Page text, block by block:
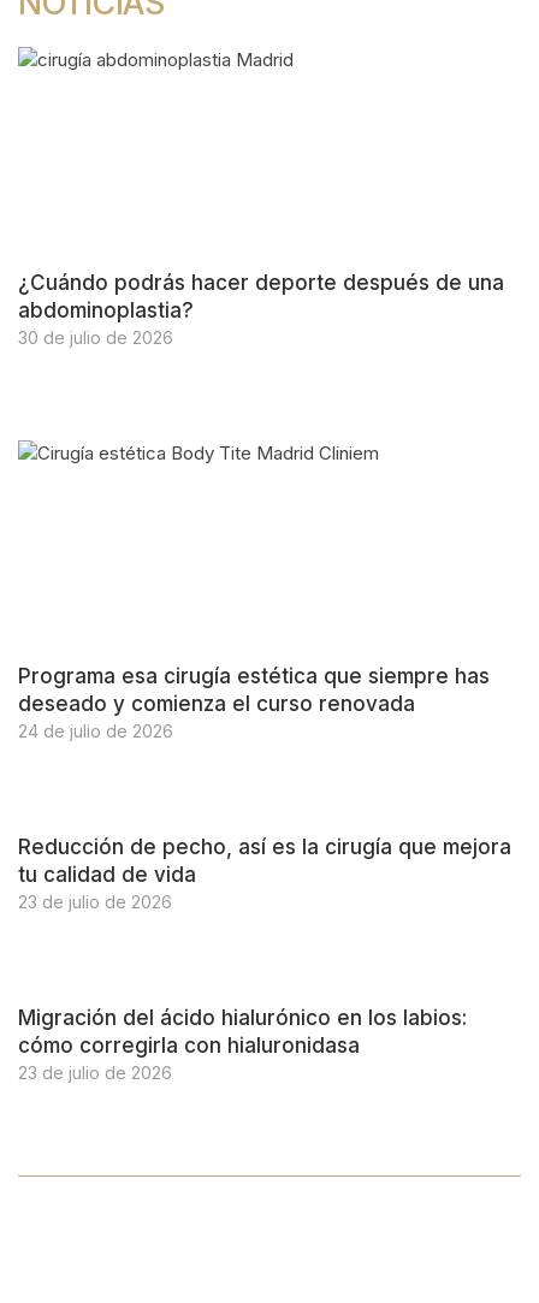
¿Cuándo podrás hacer deporte después de una
abdominoplastia?
30 de julio de 2026
Programa esa cirugía estética que siempre has
deseado y comienza el curso renovada
24 de julio de 2026
Reducción de pecho, así es la cirugía que mejora
tu calidad de vida
23 de julio de 2026
Migración del ácido hialurónico en los labios:
cómo corregirla con hialuronidasa
23 de julio de 2026